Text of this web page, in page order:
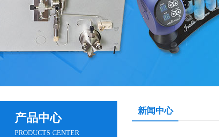
产品中心
PRODUCTS CENTER
新闻中心